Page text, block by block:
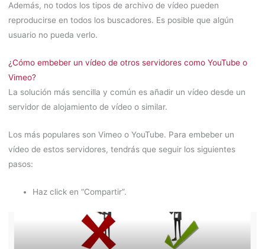
Además, no todos los tipos de archivo de vídeo pueden
reproducirse en todos los buscadores. Es posible que algún
usuario no pueda verlo.
¿Cómo embeber un vídeo de otros servidores como YouTube o
Vimeo?
La solución más sencilla y común es añadir un vídeo desde un
servidor de alojamiento de vídeo o similar.
Los más populares son Vimeo o YouTube. Para embeber un
vídeo de estos servidores, tendrás que seguir los siguientes
pasos:
Haz click en “Compartir”.